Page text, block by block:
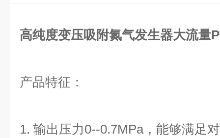
高纯度变压吸附氮气发生器大流量
产品特征：
1. 输出压力0--0.7MPa，能够满足